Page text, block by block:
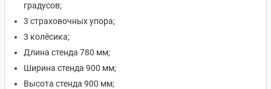
градусов;
3 страховочных упора;
3 колёсика;
Длина стенда 780 мм;
Ширина стенда 900 мм;
Высота стенда 900 мм;